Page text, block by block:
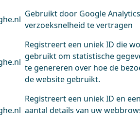
Gebruikt door Google
verzoeksnelheid te vertragen
Registreert een uniek ID die
gebruikt om statistische
te genereren over hoe de
de website gebruikt.
Registreert een uniek ID en
aantal details van uw